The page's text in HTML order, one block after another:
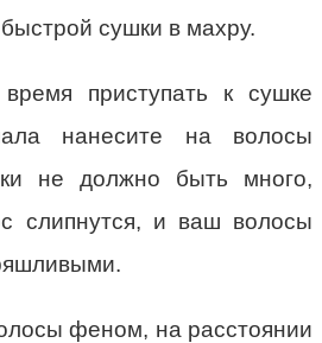
сушки в махру.
приступать к сушке
нанесите на волосы
не должно быть много,
слипнутся, и ваш волосы
феном, на расстоянии